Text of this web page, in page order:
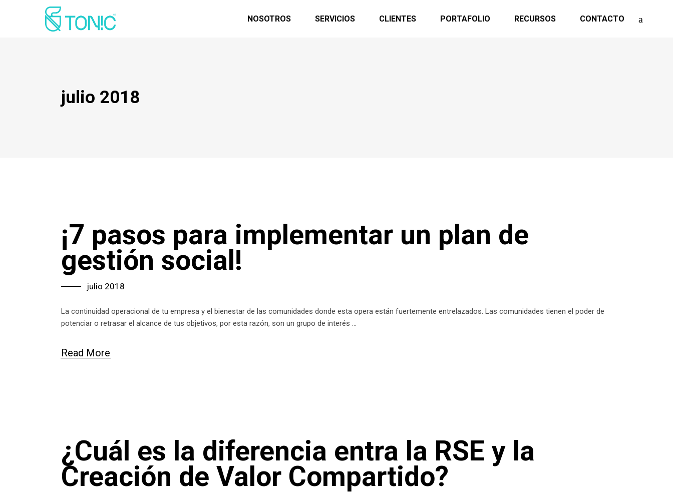
NOSOTROS SERVICIOS CLIENTES PORTAFOLIO RECURSOS CONTACTO
julio 2018
¡7 pasos para implementar un plan de
gestión social!
julio 2018
La continuidad operacional de tu empresa y el bienestar de las comunidades donde esta opera están fuertemente entrelazados. Las comunidades tienen el poder de
potenciar o retrasar el alcance de tus objetivos, por esta razón, son un grupo de interés
Read More
¿Cuál es la diferencia entra la RSE y la
Creación de Valor Compartido?